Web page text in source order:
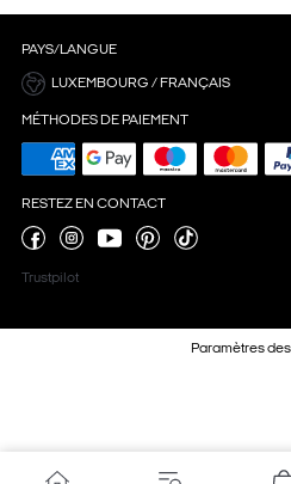
PAYS/LANGUE
LUXEMBOURG / FRANÇAIS
MÉTHODES DE PAIEMENT
RESTEZ EN CONTACT
Trustpilot
Paramètres